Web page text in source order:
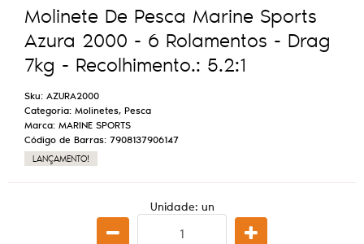
Molinete De Pesca Marine Sports
Azura 2000 - 6 Rolamentos - Drag
7kg - Recolhimento.: 5.2:1
Sku: AZURA2000
Categoria: Molinetes, Pesca
Marca: MARINE SPORTS
Código de Barras: 7908137906147
LANÇAMENTO!
Unidade: un